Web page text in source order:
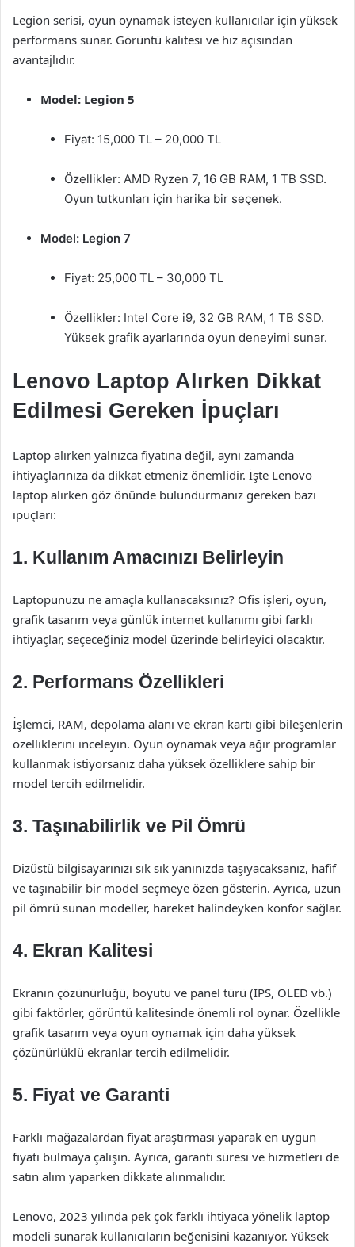
Legion serisi, oyun oynamak isteyen kullanıcılar için yüksek
performans sunar. Görüntü kalitesi ve hız açısından
avantajlıdır.
Model: Legion 5
Fiyat: 15,000 TL – 20,000 TL
Özellikler: AMD Ryzen 7, 16 GB RAM, 1 TB SSD.
Oyun tutkunları için harika bir seçenek.
Model: Legion 7
Fiyat: 25,000 TL – 30,000 TL
Özellikler: Intel Core i9, 32 GB RAM, 1 TB SSD.
Yüksek grafik ayarlarında oyun deneyimi sunar.
Lenovo Laptop Alırken Dikkat
Edilmesi Gereken İpuçları
Laptop alırken yalnızca fiyatına değil, aynı zamanda
ihtiyaçlarınıza da dikkat etmeniz önemlidir. İşte Lenovo
laptop alırken göz önünde bulundurmanız gereken bazı
ipuçları:
1. Kullanım Amacınızı Belirleyin
Laptopunuzu ne amaçla kullanacaksınız? Ofis işleri, oyun,
grafik tasarım veya günlük internet kullanımı gibi farklı
ihtiyaçlar, seçeceğiniz model üzerinde belirleyici olacaktır.
2. Performans Özellikleri
İşlemci, RAM, depolama alanı ve ekran kartı gibi bileşenlerin
özelliklerini inceleyin. Oyun oynamak veya ağır programlar
kullanmak istiyorsanız daha yüksek özelliklere sahip bir
model tercih edilmelidir.
3. Taşınabilirlik ve Pil Ömrü
Dizüstü bilgisayarınızı sık sık yanınızda taşıyacaksanız, hafif
ve taşınabilir bir model seçmeye özen gösterin. Ayrıca, uzun
pil ömrü sunan modeller, hareket halindeyken konfor sağlar.
4. Ekran Kalitesi
Ekranın çözünürlüğü, boyutu ve panel türü (IPS, OLED vb.)
gibi faktörler, görüntü kalitesinde önemli rol oynar. Özellikle
grafik tasarım veya oyun oynamak için daha yüksek
çözünürlüklü ekranlar tercih edilmelidir.
5. Fiyat ve Garanti
Farklı mağazalardan fiyat araştırması yaparak en uygun
fiyatı bulmaya çalışın. Ayrıca, garanti süresi ve hizmetleri de
satın alım yaparken dikkate alınmalıdır.
Lenovo, 2023 yılında pek çok farklı ihtiyaca yönelik laptop
modeli sunarak kullanıcıların beğenisini kazanıyor. Yüksek